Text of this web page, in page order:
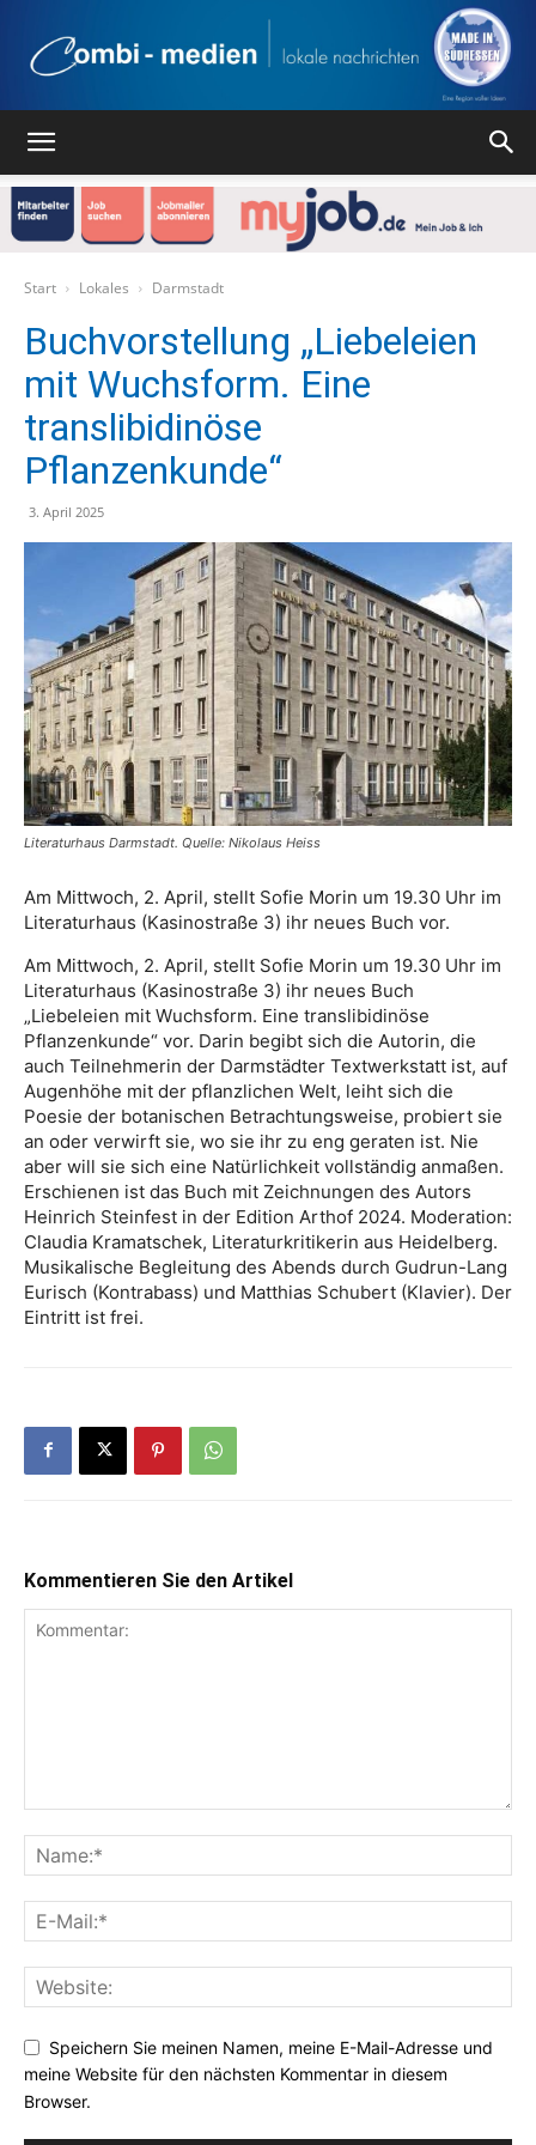
Verlag
Start Lokales Darmstadt
Buchvorstellung „Liebeleien
mit Wuchsform. Eine
translibidinöse
Pflanzenkunde“
3. April 2025
Literaturhaus Darmstadt. Quelle: Nikolaus Heiss
Am Mittwoch, 2. April, stellt Sofie Morin um 19.30 Uhr im
Literaturhaus (Kasinostraße 3) ihr neues Buch vor.
Am Mittwoch, 2. April, stellt Sofie Morin um 19.30 Uhr im
Literaturhaus (Kasinostraße 3) ihr neues Buch
„Liebeleien mit Wuchsform. Eine translibidinöse
Pflanzenkunde“ vor. Darin begibt sich die Autorin, die
auch Teilnehmerin der Darmstädter Textwerkstatt ist, auf
Augenhöhe mit der pflanzlichen Welt, leiht sich die
Poesie der botanischen Betrachtungsweise, probiert sie
an oder verwirft sie, wo sie ihr zu eng geraten ist. Nie
aber will sie sich eine Natürlichkeit vollständig anmaßen.
Erschienen ist das Buch mit Zeichnungen des Autors
Heinrich Steinfest in der Edition Arthof 2024. Moderation:
Claudia Kramatschek, Literaturkritikerin aus Heidelberg.
Musikalische Begleitung des Abends durch Gudrun-Lang
Eurisch (Kontrabass) und Matthias Schubert (Klavier). Der
Eintritt ist frei.
Kommentieren Sie den Artikel
Speichern Sie meinen Namen, meine E-Mail-Adresse und
meine Website für den nächsten Kommentar in diesem
Browser.